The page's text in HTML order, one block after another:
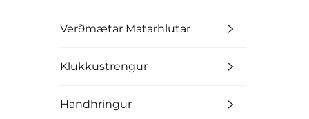
Verðmætar Matarhlutar
Klukkustrengur
Handhringur